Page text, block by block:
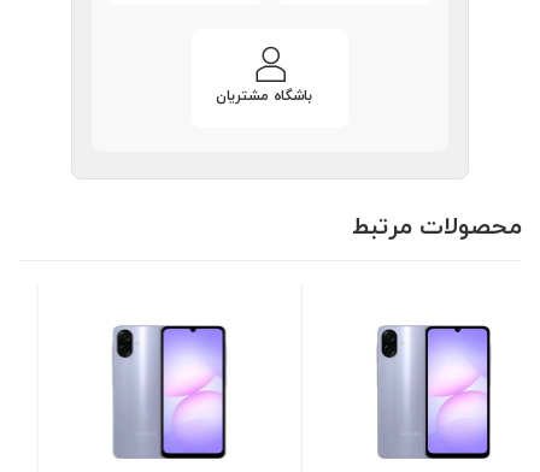
باشگاه مشتریان
محصولات مرتبط